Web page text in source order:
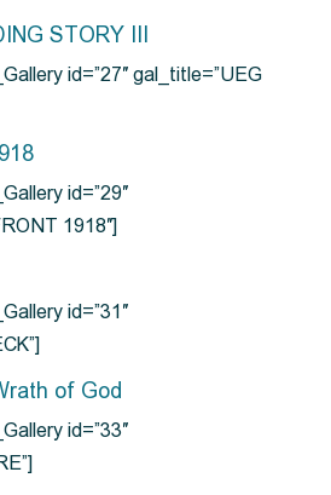
STORY III
id=”27″ gal_title=”UEG
id=”29″
1918″]
id=”31″
of God
id=”33″